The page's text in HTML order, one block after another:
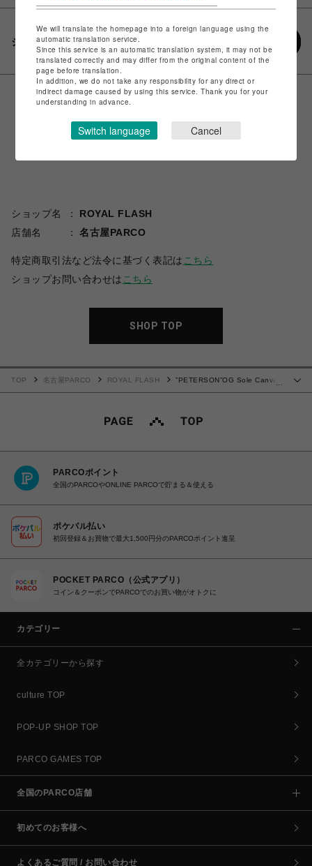
シェアする
ショップ名
ROYAL FLASH
店舗名
名古屋PARCO
特定商取引法など法令に基づく表記は こちら
ショップお問い合わせは こちら
SHOP TOP
…
TOP 名古屋PARCO ROYAL FLASH
”PETERSON”OG Sole Canvas
PARCOポイント
全国のPARCOやONLINE PARCOで貯まる＆使える
ポケパル払い
初回登録＆お買物で最大1,500円分のPARCOポイント進呈
POCKET PARCO（公式アプリ）
コイン＆クーポンでPARCOでのお買い物がオトクに
カテゴリー
全カテゴリーから探す
culture TOP
POP-UP SHOP TOP
PARCO GAMES TOP
全国のPARCO店舗
初めてのお客様へ
よくあるご質問 / お問い合わせ
We will translate the homepage into a foreign language using the
automatic translation service.
Since this service is an automatic translation system, it may not be
translated correctly and may differ from the original content of the
page before translation.
In addition, we do not take any responsibility for any direct or
indirect damage caused by using this service. Thank you for your
understanding in advance.
Switch language Cancel